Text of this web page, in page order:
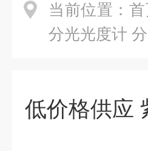
当前位置：
分光光度计
低价格供应